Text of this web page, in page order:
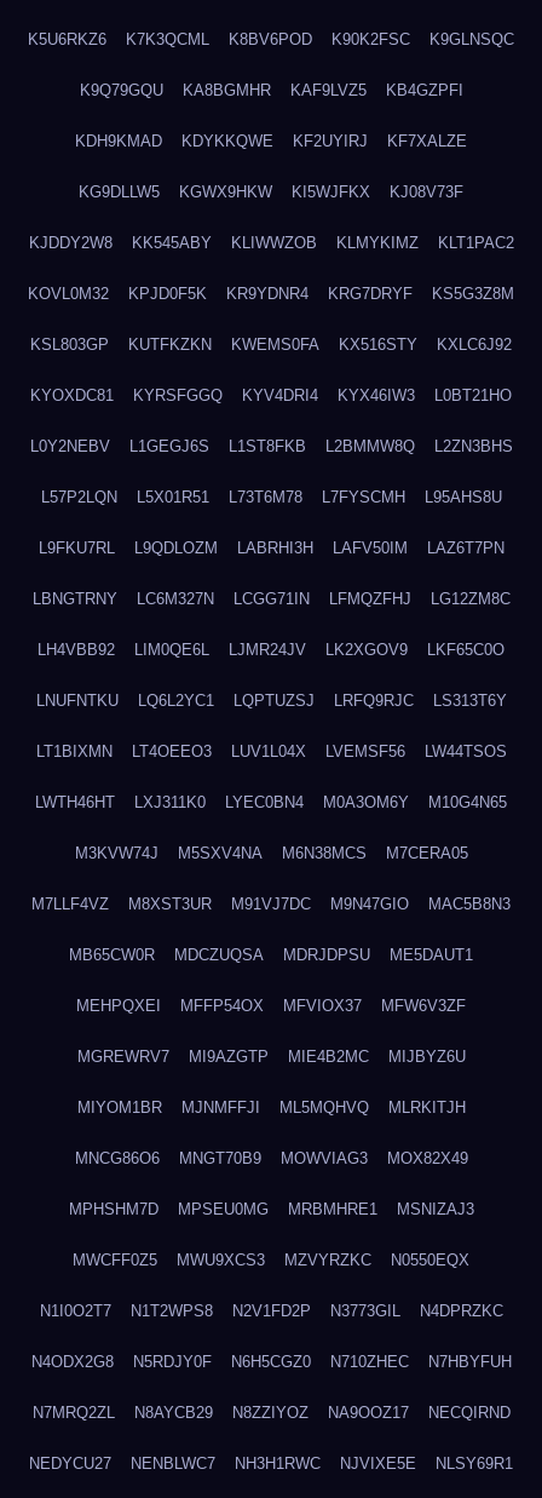
K5U6RKZ6 K7K3QCML K8BV6POD K90K2FSC K9GLNSQC
K9Q79GQU KA8BGMHR KAF9LVZ5 KB4GZPFI
KDH9KMAD KDYKKQWE KF2UYIRJ KF7XALZE
KG9DLLW5 KGWX9HKW KI5WJFKX KJ08V73F
KJDDY2W8 KK545ABY KLIWWZOB KLMYKIMZ KLT1PAC2
KOVL0M32 KPJD0F5K KR9YDNR4 KRG7DRYF KS5G3Z8M
KSL803GP KUTFKZKN KWEMS0FA KX516STY KXLC6J92
KYOXDC81 KYRSFGGQ KYV4DRI4 KYX46IW3 L0BT21HO
L0Y2NEBV L1GEGJ6S L1ST8FKB L2BMMW8Q L2ZN3BHS
L57P2LQN L5X01R51 L73T6M78 L7FYSCMH L95AHS8U
L9FKU7RL L9QDLOZM LABRHI3H LAFV50IM LAZ6T7PN
LBNGTRNY LC6M327N LCGG71IN LFMQZFHJ LG12ZM8C
LH4VBB92 LIM0QE6L LJMR24JV LK2XGOV9 LKF65C0O
LNUFNTKU LQ6L2YC1 LQPTUZSJ LRFQ9RJC LS313T6Y
LT1BIXMN LT4OEEO3 LUV1L04X LVEMSF56 LW44TSOS
LWTH46HT LXJ311K0 LYEC0BN4 M0A3OM6Y M10G4N65
M3KVW74J M5SXV4NA M6N38MCS M7CERA05
M7LLF4VZ M8XST3UR M91VJ7DC M9N47GIO MAC5B8N3
MB65CW0R MDCZUQSA MDRJDPSU ME5DAUT1
MEHPQXEI MFFP54OX MFVIOX37 MFW6V3ZF
MGREWRV7 MI9AZGTP MIE4B2MC MIJBYZ6U
MIYOM1BR MJNMFFJI ML5MQHVQ MLRKITJH
MNCG86O6 MNGT70B9 MOWVIAG3 MOX82X49
MPHSHM7D MPSEU0MG MRBMHRE1 MSNIZAJ3
MWCFF0Z5 MWU9XCS3 MZVYRZKC N0550EQX
N1I0O2T7 N1T2WPS8 N2V1FD2P N3773GIL N4DPRZKC
N4ODX2G8 N5RDJY0F N6H5CGZ0 N710ZHEC N7HBYFUH
N7MRQ2ZL N8AYCB29 N8ZZIYOZ NA9OOZ17 NECQIRND
NEDYCU27 NENBLWC7 NH3H1RWC NJVIXE5E NLSY69R1